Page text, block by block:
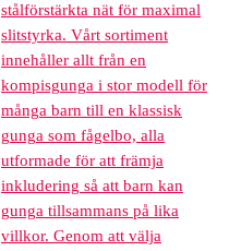
stålförstärkta nät för maximal
slitstyrka. Vårt sortiment
innehåller allt från en
kompisgunga i stor modell för
många barn till en klassisk
gunga som fågelbo, alla
utformade för att främja
inkludering så att barn kan
gunga tillsammans på lika
villkor. Genom att välja